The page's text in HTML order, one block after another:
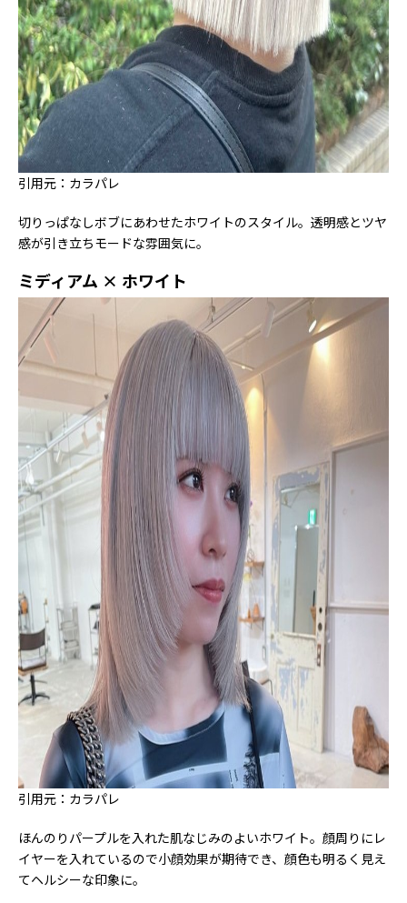
引用元：カラパレ
切りっぱなしボブにあわせたホワイトのスタイル。透明感とツヤ
感が引き立ちモードな雰囲気に。
ミディアム × ホワイト
引用元：カラパレ
ほんのりパープルを入れた肌なじみのよいホワイト。顔周りにレ
イヤーを入れているので小顔効果が期待でき、顔色も明るく見え
てヘルシーな印象に。